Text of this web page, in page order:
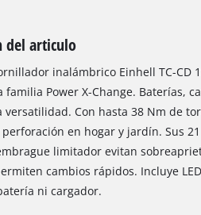
del articulo
inalámbrico Einhell TC-CD
familia Power X-Change. Baterías,
versatilidad. Con hasta 38 Nm de
en hogar y jardín. Sus
limitador evitan
cambios rápidos. Incluye
ni cargador.